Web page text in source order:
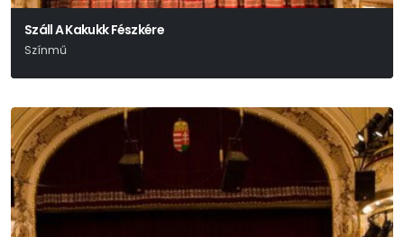
Száll A Kakukk Fészkére
Színmű